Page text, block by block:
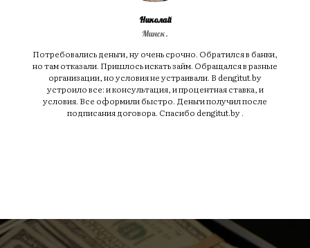
Николай
Минск.
Потребовались деньги, ну очень срочно. Обратился в банки,
но там отказали. Пришлось искать займ. Обращался в разные
организации, но условия не устраивали. В dengitut.by
устроило все: и консультация, и процентная ставка, и
условия. Все оформили быстро. Деньги получил после
подписания договора. Спасибо dengitut.by .